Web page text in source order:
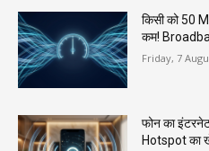
किसी को 50
कम!
Friday, 7
फोन का
Hotspot का